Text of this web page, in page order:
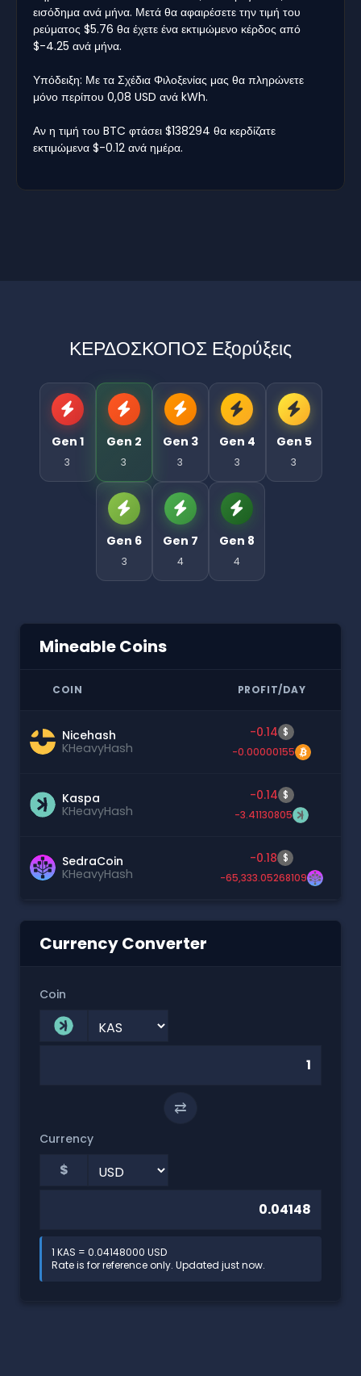
εισόδημα ανά μήνα. Μετά θα αφαιρέσετε την τιμή του
ρεύματος $5.76 θα έχετε ένα εκτιμώμενο κέρδος από
$-4.25 ανά μήνα.
Υπόδειξη: Με τα Σχέδια Φιλοξενίας μας θα πληρώνετε
μόνο περίπου 0,08 USD ανά kWh.
Αν η τιμή του BTC φτάσει $138294 θα κερδίζατε
εκτιμώμενα $-0.12 ανά ημέρα.
ΚΕΡΔΟΣΚΟΠΟΣ Εξορύξεις
Gen 1
3
Gen 2
3
Gen 3
3
Gen 4
3
Gen 5
3
Gen 6
3
Gen 7
4
Gen 8
4
Mineable Coins
COIN PROFIT/DAY
Nicehash
KHeavyHash
-0.14 $
-0.00000155
Kaspa
KHeavyHash
-0.14 $
-3.41130805
SedraCoin
KHeavyHash
-0.18 $
-65,333.05268109
Currency Converter
Coin
⇄
Currency
$
1 KAS = 0.04148000 USD
Rate is for reference only. Updated just now.